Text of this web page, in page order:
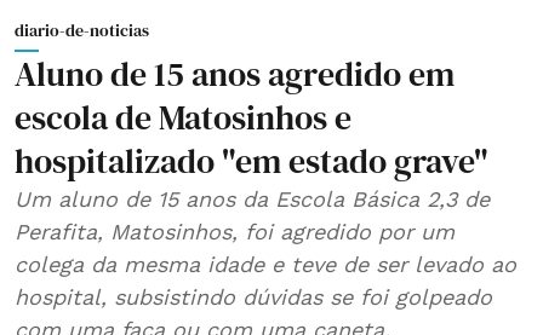
diario-de-noticias
Aluno de 15 anos agredido em
escola de Matosinhos e
hospitalizado "em estado grave"
Um aluno de 15 anos da Escola Básica 2,3 de
Perafita, Matosinhos, foi agredido por um
colega da mesma idade e teve de ser levado ao
hospital, subsistindo dúvidas se foi golpeado
com uma faca ou com uma caneta.